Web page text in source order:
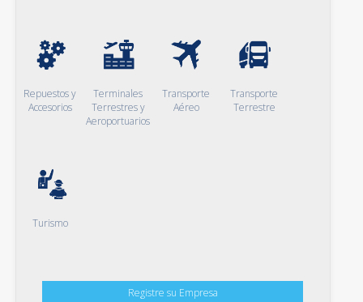
Repuestos y
Accesorios
Terminales
Terrestres y
Aeroportuarios
Transporte
Aéreo
Transporte
Terrestre
Turismo
Registre su Empresa